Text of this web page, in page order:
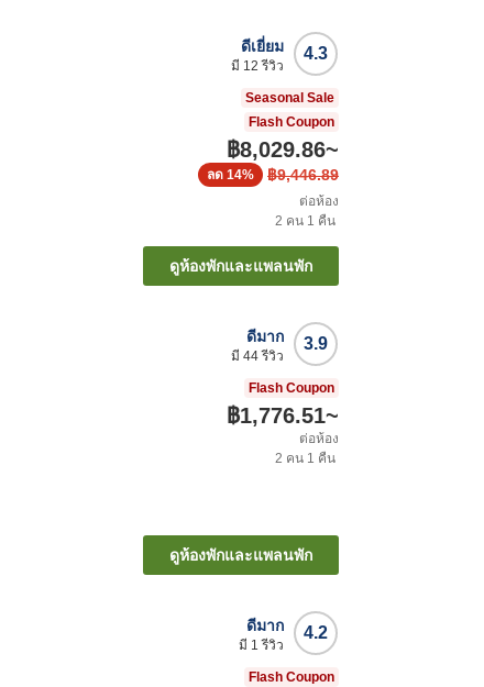
4.3
ดีเยี่ยม
มี 12 รีวิว
Seasonal Sale
Flash Coupon
฿8,029.86~
฿9,446.89
ลด 14%
ต่อห้อง
2 คน 1 คืน
ดูห้องพักและแพลนพัก
3.9
ดีมาก
มี 44รีวิว
Flash Coupon
฿1,776.51~
ต่อห้อง
2 คน 1 คืน
ดูห้องพักและแพลนพัก
4.2
ดีมาก
มี 1 รีวิว
Flash Coupon